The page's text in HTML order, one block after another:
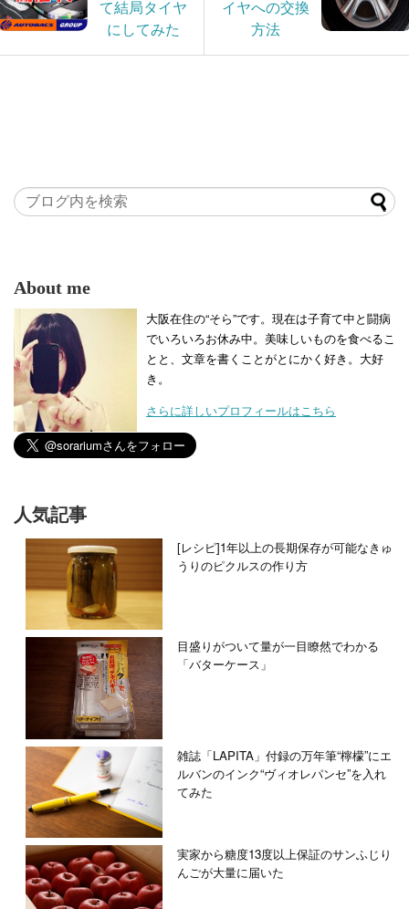
て結局タイヤ
にしてみた
イヤへの交換
方法
About me
大阪在住の“そら”です。現在は子育て中と闘病
でいろいろお休み中。美味しいものを食べるこ
とと、文章を書くことがとにかく好き。大好
き。
さらに詳しいプロフィールはこちら
人気記事
[レシピ]1年以上の長期保存が可能なきゅ
うりのピクルスの作り方
目盛りがついて量が一目瞭然でわかる
「バターケース」
雑誌「LAPITA」付録の万年筆“檸檬”にエ
ルバンのインク“ヴィオレパンセ”を入れ
てみた
実家から糖度13度以上保証のサンふじり
んごが大量に届いた